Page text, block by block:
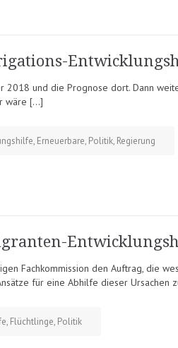
und die Prognose dort. Dann
wäre […]
, Erneuerbare, Politik, Regierung
Fachkommission den Auftrag, die
für eine Abhilfe dieser Ursachen
, Flüchtlinge, Politik